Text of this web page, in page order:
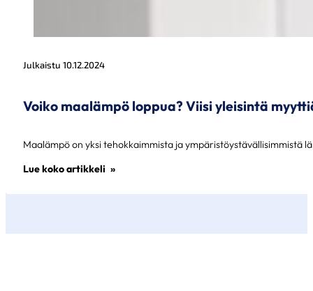
Voiko maalämpö loppua? Viisi yleisintä
Maalämpö on yksi tehokkaimmista ja ympäristöystävällisimmistä
Lue koko artikkeli
Julkaistu 10.12.2024